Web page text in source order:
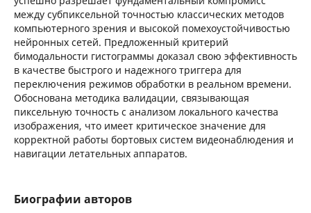
между субпиксельной точностью классических методов
компьютерного зрения и высокой помехоустойчивостью
нейронных сетей. Предложенный критерий
бимодальности гистограммы доказал свою эффективность
в качестве быстрого и надежного триггера для
переключения режимов обработки в реальном времени.
Обоснована методика валидации, связывающая
пиксельную точность с анализом локального качества
изображения, что имеет критическое значение для
корректной работы бортовых систем видеонаблюдения и
навигации летательных аппаратов.
Биографии авторов